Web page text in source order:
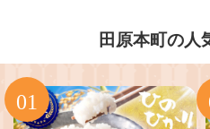
田原本町の人